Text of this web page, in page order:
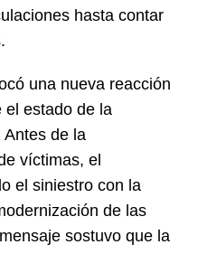
hasta contar
una nueva reacción
el estado de la
Antes de la
víctimas, el
el siniestro con la
de las
sostuvo que la